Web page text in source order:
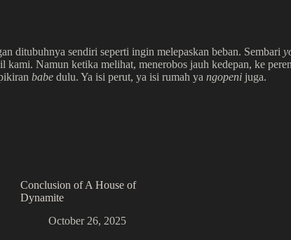
ditubuhnya sendiri seperti ingin melepaskan beban. Sembari
Namun ketika melihat, menerobos jauh kedepan, ke
babe dulu. Ya isi perut, ya isi rumah ya ngopeni juga.
Conclusion of A House of
Dynamite
October 26, 2025